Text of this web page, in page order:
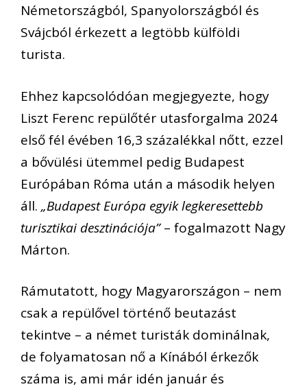
Németországból, Spanyolországból és
Svájcból érkezett a legtöbb külföldi
turista.
Ehhez kapcsolódóan megjegyezte, hogy
Liszt Ferenc repülőtér utasforgalma 2024
első fél évében 16,3 százalékkal nőtt, ezzel
a bővülési ütemmel pedig Budapest
Európában Róma után a második helyen
áll. „Budapest Európa egyik legkeresettebb
turisztikai desztinációja”– fogalmazott Nagy
Márton.
Rámutatott, hogy Magyarországon – nem
csak a repülővel történő beutazást
tekintve – a német turisták dominálnak,
de folyamatosan nő a Kínából érkezők
száma is, ami már idén január és